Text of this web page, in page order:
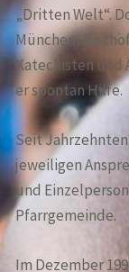
„Dritten Welt“.
München,
Katechisten und
er spontan Hilfe.
Seit
jeweiligen
und
Pfarrgemeinde.
Im Dezember